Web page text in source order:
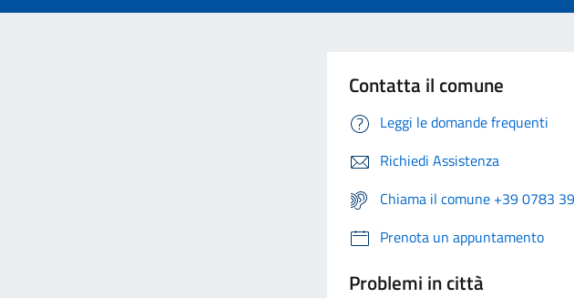
Contatta il comune
Leggi le domande frequenti
Richiedi Assistenza
Chiama il comune +39 0783
Prenota un appuntamento
Problemi in città